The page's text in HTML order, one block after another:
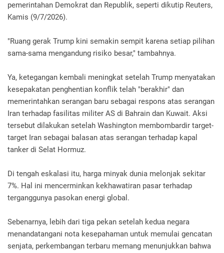
pemerintahan Demokrat dan Republik, seperti dikutip Reuters,
Kamis (9/7/2026).
"Ruang gerak Trump kini semakin sempit karena setiap pilihan
sama-sama mengandung risiko besar," tambahnya.
Ya, ketegangan kembali meningkat setelah Trump menyatakan
kesepakatan penghentian konflik telah "berakhir" dan
memerintahkan serangan baru sebagai respons atas serangan
Iran terhadap fasilitas militer AS di Bahrain dan Kuwait. Aksi
tersebut dilakukan setelah Washington membombardir target-
target Iran sebagai balasan atas serangan terhadap kapal
tanker di Selat Hormuz.
Di tengah eskalasi itu, harga minyak dunia melonjak sekitar
7%. Hal ini mencerminkan kekhawatiran pasar terhadap
terganggunya pasokan energi global.
Sebenarnya, lebih dari tiga pekan setelah kedua negara
menandatangani nota kesepahaman untuk memulai gencatan
senjata, perkembangan terbaru memang menunjukkan bahwa